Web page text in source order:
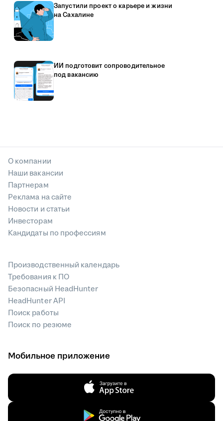
Запустили проект о карьере и жизни
на Сахалине
ИИ подготовит сопроводительное
под вакансию
О компании
Наши вакансии
Партнерам
Реклама на сайте
Новости и статьи
Инвесторам
Кандидаты по профессиям
Производственный календарь
Требования к ПО
Безопасный HeadHunter
HeadHunter API
Поиск работы
Поиск по резюме
Мобильное приложение